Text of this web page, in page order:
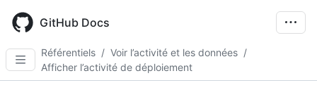
main
content
GitHub Docs
Référentiels / Voir l’activité et les données /
Afficher l’activité de déploiement